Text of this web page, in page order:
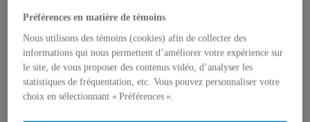
Préférences en matière de témoins
Nous utilisons des témoins (cookies) afin de collecter des
informations qui nous permettent d’améliorer votre expérience sur
le site, de vous proposer des contenus vidéo, d’analyser les
statistiques de fréquentation, etc. Vous pouvez personnaliser votre
choix en sélectionnant « Préférences ».